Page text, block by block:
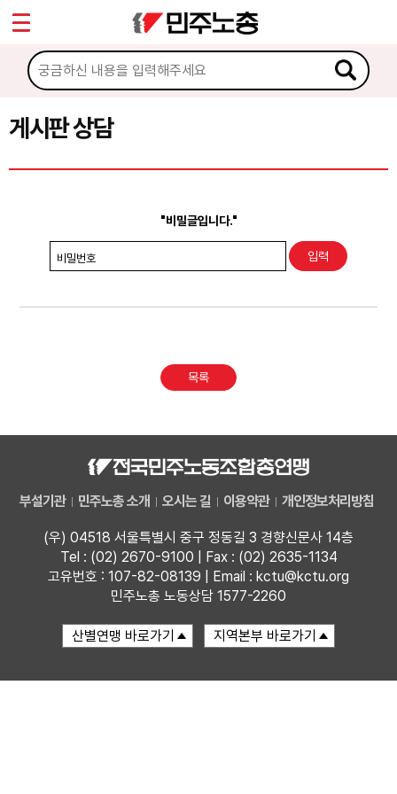
게시판 상담
"비밀글입니다."
비밀번호
목록
부설기관 민주노총 소개 오시는 길 이용약관 개인정보처리방침
(우) 04518 서울특별시 중구 정동길 3 경향신문사 14층
Tel : (02) 2670-9100 | Fax : (02) 2635-1134
고유번호 : 107-82-08139 | Email : kctu@kctu.org
민주노총 노동상담 1577-2260
마이페이지
소개
소식
노동상담
권리찾기수첩 검색
찾아보기
Sketchbook5, 스케치북5
Sketchbook5, 스케치북5